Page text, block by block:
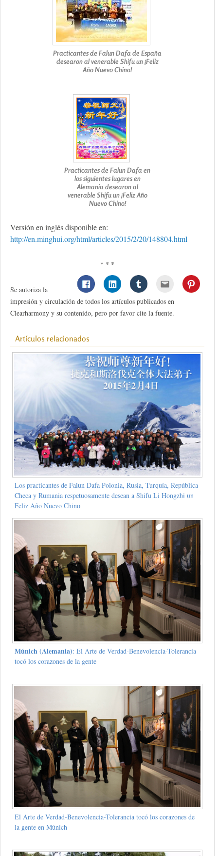
Practicantes de Falun Dafa de España
desearon al venerable Shifu un ¡Feliz
Año Nuevo Chino!
Practicantes de Falun Dafa en
los siguientes lugares en
Alemania desearon al
venerable Shifu un ¡Feliz Año
Nuevo Chino!
Versión en inglés disponible en:
http://en.minghui.org/html/articles/2015/2/20/148804.html
* * *
Se autoriza la
impresión y circulación de todos los artículos publicados en
Clearharmony y su contenido, pero por favor cite la fuente.
Artículos relacionados
Los practicantes de Falun Dafa Polonia, Rusia, Turquía, República
Checa y Rumania respetuosamente desean a Shifu Li Hongzhi un
Feliz Año Nuevo Chino
Múnich (Alemania): El Arte de Verdad-Benevolencia-Tolerancia
tocó los corazones de la gente
El Arte de Verdad-Benevolencia-Tolerancia tocó los corazones de
la gente en Múnich